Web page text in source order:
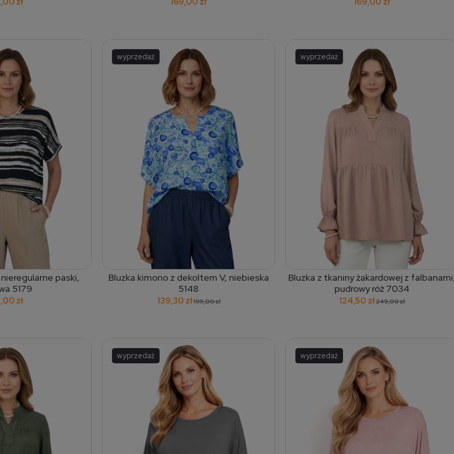
koszyka
paski,
5179
zł
dodaj do koszyka
Bluzka kimono z dekoltem V, niebieska
5148
139,30 zł199,00 zł
wyprzedaż
dodaj do koszyka
Bluzka z tkaniny żakardowej z
pudrowy róż 7034
124,50 zł249,00 zł
wyprzedaż
wyprzedaż wyprzedaż